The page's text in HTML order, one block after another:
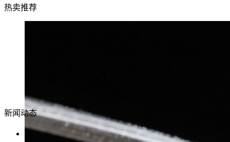
热卖推荐
新闻动态
公司网站正式开通